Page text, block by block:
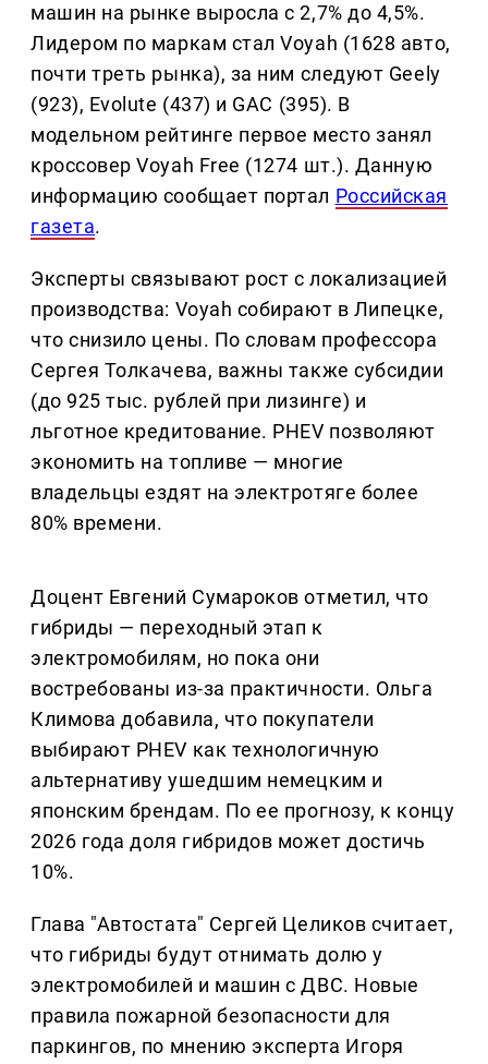
машин на рынке выросла с 2,7% до 4,5%.
Лидером по маркам стал Voyah (1628 авто,
почти треть рынка), за ним следуют Geely
(923), Evolute (437) и GAC (395). В
модельном рейтинге первое место занял
кроссовер Voyah Free (1274 шт.). Данную
информацию сообщает портал Российская
газета.
Эксперты связывают рост с локализацией
производства: Voyah собирают в Липецке,
что снизило цены. По словам профессора
Сергея Толкачева, важны также субсидии
(до 925 тыс. рублей при лизинге) и
льготное кредитование. PHEV позволяют
экономить на топливе — многие
владельцы ездят на электротяге более
80% времени.
Доцент Евгений Сумароков отметил, что
гибриды — переходный этап к
электромобилям, но пока они
востребованы из-за практичности. Ольга
Климова добавила, что покупатели
выбирают PHEV как технологичную
альтернативу ушедшим немецким и
японским брендам. По ее прогнозу, к концу
2026 года доля гибридов может достичь
10%.
Глава "Автостата" Сергей Целиков считает,
что гибриды будут отнимать долю у
электромобилей и машин с ДВС. Новые
правила пожарной безопасности для
паркингов, по мнению эксперта Игоря